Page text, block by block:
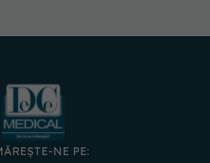
NE PE:
APLICAȚIA